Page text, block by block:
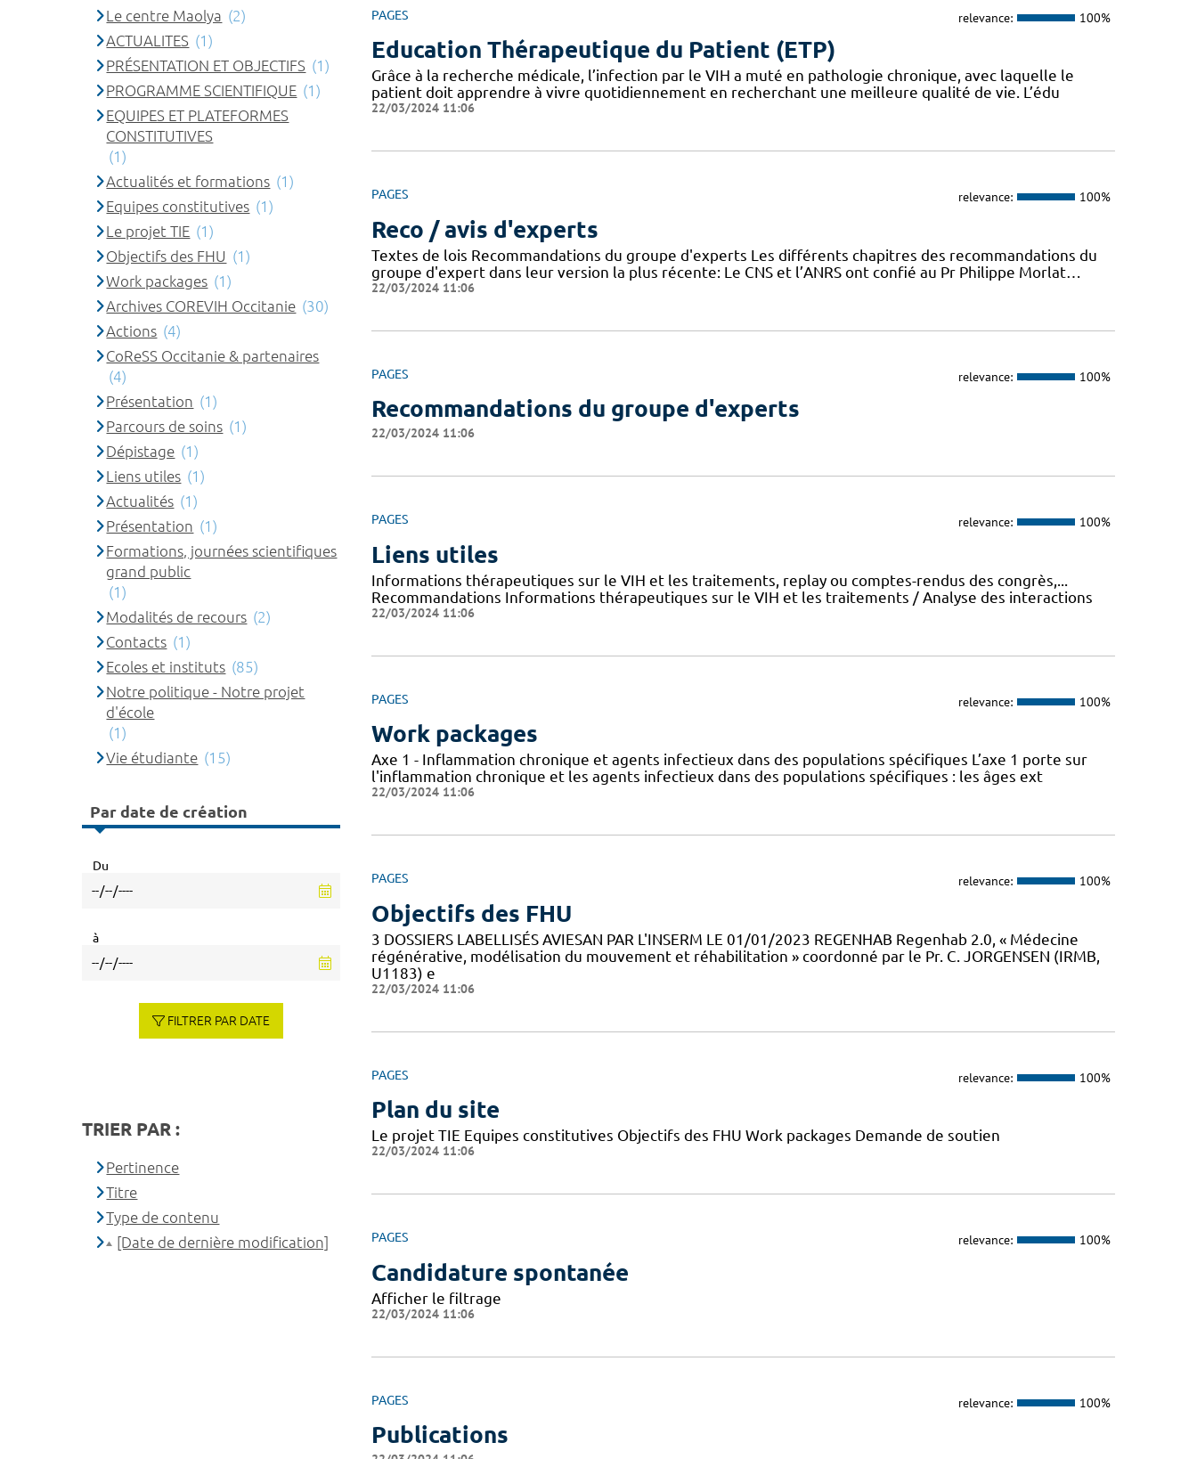
PAGES relevance: 100%
Education Thérapeutique du Patient (ETP)
Grâce à la recherche médicale, l’infection par le VIH a muté en pathologie chronique, avec laquelle le
patient doit apprendre à vivre quotidiennement en recherchant une meilleure qualité de vie. L’édu
22/03/2024 11:06
PAGES relevance: 100%
Reco / avis d'experts
Textes de lois Recommandations du groupe d'experts Les différents chapitres des recommandations du
groupe d'expert dans leur version la plus récente: Le CNS et l’ANRS ont confié au Pr Philippe Morlat…
22/03/2024 11:06
PAGES relevance: 100%
Recommandations du groupe d'experts
22/03/2024 11:06
PAGES relevance: 100%
Liens utiles
Informations thérapeutiques sur le VIH et les traitements, replay ou comptes-rendus des congrès,...
Recommandations Informations thérapeutiques sur le VIH et les traitements / Analyse des interactions
22/03/2024 11:06
PAGES relevance: 100%
Work packages
Axe 1 - Inflammation chronique et agents infectieux dans des populations spécifiques L’axe 1 porte sur
l'inflammation chronique et les agents infectieux dans des populations spécifiques : les âges ext
22/03/2024 11:06
PAGES relevance: 100%
Objectifs des FHU
3 DOSSIERS LABELLISÉS AVIESAN PAR L'INSERM LE 01/01/2023 REGENHAB Regenhab 2.0, « Médecine
régénérative, modélisation du mouvement et réhabilitation » coordonné par le Pr. C. JORGENSEN (IRMB,
U1183) e
22/03/2024 11:06
PAGES relevance: 100%
Plan du site
Le projet TIE Equipes constitutives Objectifs des FHU Work packages Demande de soutien
22/03/2024 11:06
PAGES relevance: 100%
Candidature spontanée
Afficher le filtrage
22/03/2024 11:06
PAGES relevance: 100%
Publications
Le centre Maolya (2)
ACTUALITES (1)
PRÉSENTATION ET OBJECTIFS (1)
PROGRAMME SCIENTIFIQUE (1)
EQUIPES ET PLATEFORMES
CONSTITUTIVES
(1)
Actualités et formations (1)
Equipes constitutives (1)
Le projet TIE (1)
Objectifs des FHU (1)
Work packages (1)
Archives COREVIH Occitanie (30)
Actions (4)
CoReSS Occitanie & partenaires
(4)
Présentation (1)
Parcours de soins (1)
Dépistage (1)
Liens utiles (1)
Actualités (1)
Présentation (1)
Formations, journées scientifiques
grand public
(1)
Modalités de recours (2)
Contacts (1)
Ecoles et instituts (85)
Notre politique - Notre projet
d'école
(1)
Vie étudiante (15)
Par date de création
Du
à
FILTRER PAR DATE
TRIER PAR :
Pertinence
Titre
Type de contenu
[Date de dernière modification]